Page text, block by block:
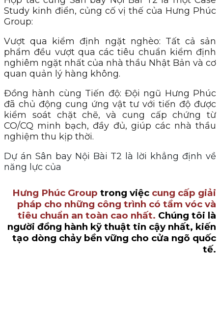
Study kinh điển, củng cố vị thế của Hưng Phúc
Group:
Vượt qua kiểm định ngặt nghèo: Tất cả sản
phẩm đều vượt qua các tiêu chuẩn kiểm định
nghiêm ngặt nhất của nhà thầu Nhật Bản và cơ
quan quản lý hàng không.
Đồng hành cùng Tiến độ: Đội ngũ Hưng Phúc
đã chủ động cung ứng vật tư với tiến độ được
kiểm soát chặt chẽ, và cung cấp chứng từ
CO/CQ minh bạch, đầy đủ, giúp các nhà thầu
nghiệm thu kịp thời.
Dự án Sân bay Nội Bài T2 là lời khẳng định về
năng lực của
Hưng Phúc Group trong việc cung cấp giải
pháp cho những công trình có tầm vóc và
tiêu chuẩn an toàn cao nhất. Chúng tôi là
người đồng hành kỹ thuật tin cậy nhất, kiến
tạo dòng chảy bền vững cho cửa ngõ quốc
tế.